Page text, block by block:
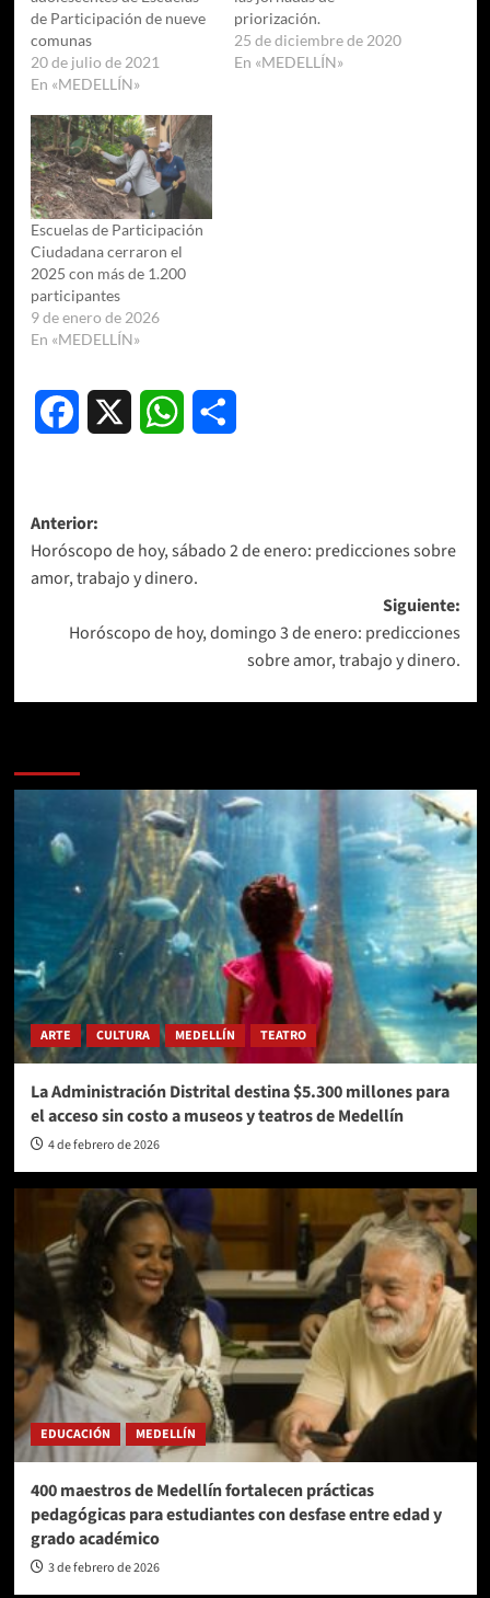
de Participación de nueve
comunas
20 de julio de 2021
En «MEDELLÍN»
priorización.
25 de diciembre de 2020
En «MEDELLÍN»
Escuelas de Participación
Ciudadana cerraron el
2025 con más de 1.200
participantes
9 de enero de 2026
En «MEDELLÍN»
Facebook WhatsApp
Navegación
de
entradas
Anterior:
Horóscopo de hoy, sábado 2 de enero: predicciones sobre
amor, trabajo y dinero.
Siguiente:
Horóscopo de hoy, domingo 3 de enero: predicciones
sobre amor, trabajo y dinero.
ARTE CULTURA MEDELLÍN TEATRO
La Administración Distrital destina $5.300 millones para
el acceso sin costo a museos y teatros de Medellín
4 de febrero de 2026
EDUCACIÓN MEDELLÍN
400 maestros de Medellín fortalecen prácticas
pedagógicas para estudiantes con desfase entre edad y
grado académico
3 de febrero de 2026